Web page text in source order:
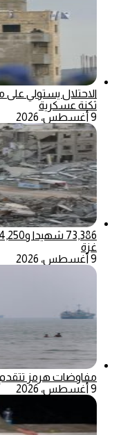
الاحتلال يستولي على
ثكنة عسكرية
9 أغسطس، 2026
غزة
9 أغسطس، 2026
مفاوضات هرمز
9 أغسطس، 2026